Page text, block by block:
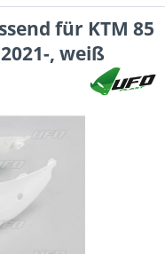
für KTM 85
2021-, weiß